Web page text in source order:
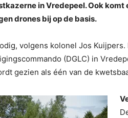
in Vredepeel. Ook
drones bij op de basis.
volgens kolonel Jos
(DGLC) in
gezien als één van de